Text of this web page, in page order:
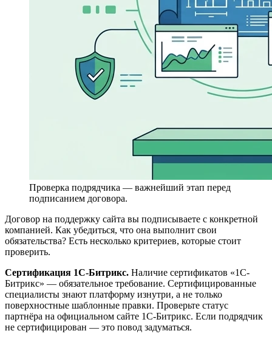
Проверка подрядчика — важнейший этап перед
подписанием договора.
Договор на поддержку сайта вы подписываете с конкретной
компанией. Как убедиться, что она выполнит свои
обязательства? Есть несколько критериев, которые стоит
проверить.
Сертификация 1С-Битрикс. Наличие сертификатов «1С-
Битрикс» — обязательное требование. Сертифицированные
специалисты знают платформу изнутри, а не только
поверхностные шаблонные правки. Проверьте статус
партнёра на официальном сайте 1С-Битрикс. Если подрядчик
не сертифицирован — это повод задуматься.